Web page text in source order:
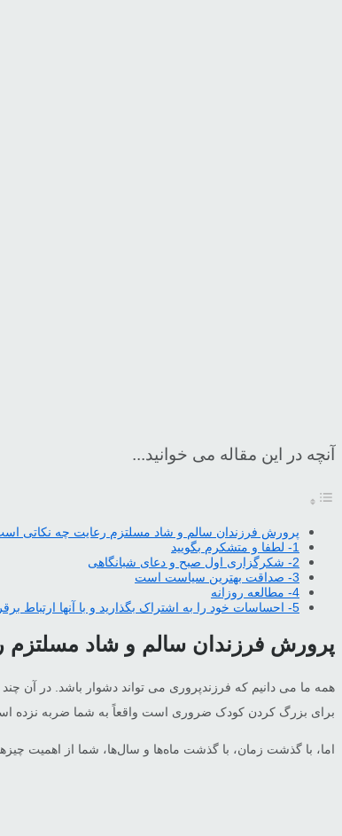
آنچه در این مقاله می خوانید...
پرورش فرزندان سالم و شاد مسلتزم رعایت چه نکاتی
1- لطفا و متشکرم بگویید
2- شکرگزاری اول صبح و دعای شبانگاهی
3- صداقت بهترین سیاست است
4- مطالعه روزانه
5- احساسات خود را به اشتراک بگذارید و با آنها ارتباط برقرار کنید
پرورش فرزندان سالم و شاد
همه ما می دانیم که فرزندپروری می تواند دشوار باشد. در آن
برای بزرگ کردن کودک ضروری است واقعاً به شما ضربه نزده
اما، با گذشت زمان، با گذشت ماه‌ها و سال‌ها، شما از اهمیت